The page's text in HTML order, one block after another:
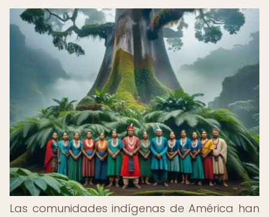
Las comunidades indígenas de América han